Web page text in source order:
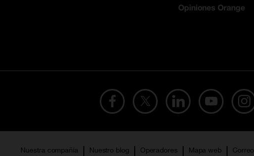
Opiniones Orange
Nuestra compañía Nuestro blog Operadores Mapa web